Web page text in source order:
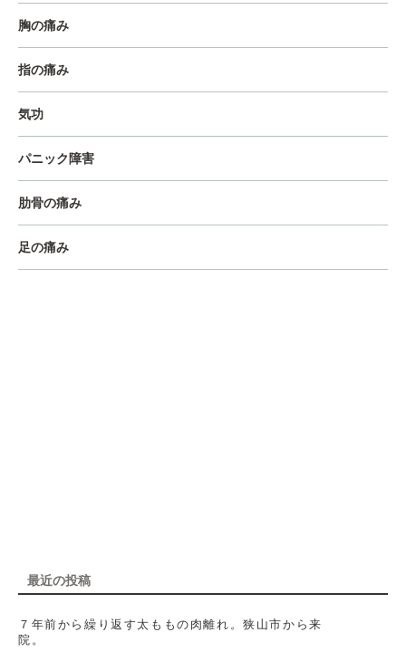
胸の痛み
指の痛み
気功
パニック障害
肋骨の痛み
足の痛み
最近の投稿
７年前から繰り返す太ももの肉離れ。狭山市から来
院。